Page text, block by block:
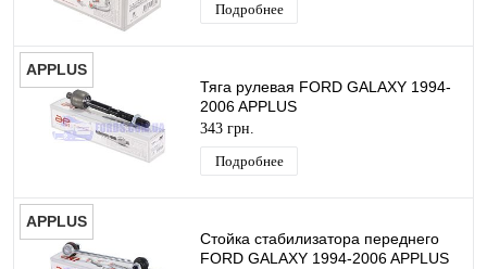
Подробнее
APPLUS
Тяга рулевая FORD GALAXY 1994-
2006 APPLUS
343 грн.
Подробнее
APPLUS
Стойка стабилизатора переднего
FORD GALAXY 1994-2006 APPLUS